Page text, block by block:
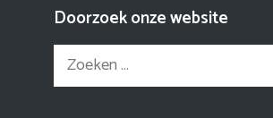
Doorzoek onze website
Zoek
naar: